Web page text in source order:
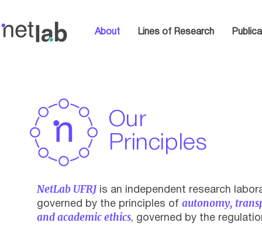
About Lines of Research
Our
Principles
NetLab UFRJ is an independent research
governed by the principles of autonomy,
and academic ethics, governed by the